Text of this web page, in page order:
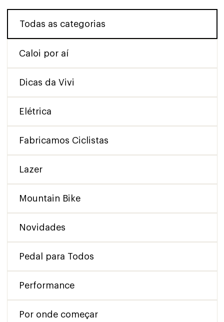
Todas as categorias
Caloi por aí
Dicas da Vivi
Elétrica
Fabricamos Ciclistas
Lazer
Mountain Bike
Novidades
Pedal para Todos
Performance
Por onde começar